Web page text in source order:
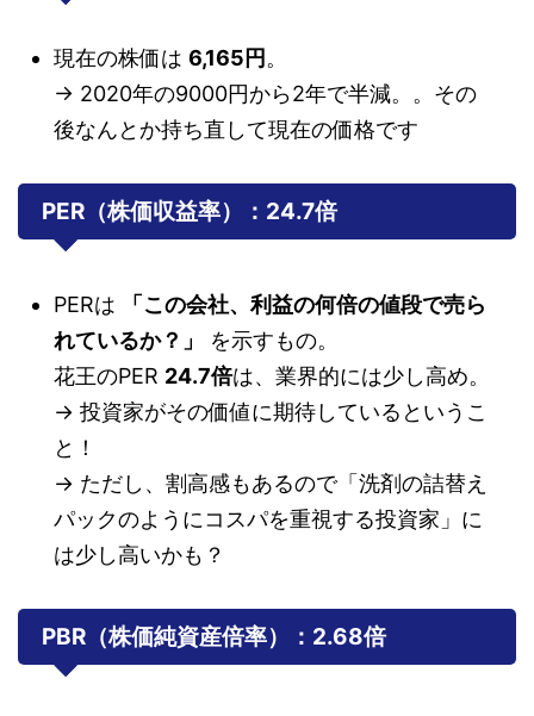
現在の株価は 6,165円 。
→ 2020年の9000円から2年で半減。。その
後なんとか持ち直して現在の価格です
PER（株価収益率）：24.7倍
PERは
「この会社、利益の何倍の値段で売ら
れているか？」
を示すもの。
花王のPER 24.7倍は、業界的には少し高め。
→ 投資家がその価値に期待しているというこ
と！
→ ただし、割高感もあるので「洗剤の詰替え
パックのようにコスパを重視する投資家」に
は少し高いかも？
PBR（株価純資産倍率）：2.68倍